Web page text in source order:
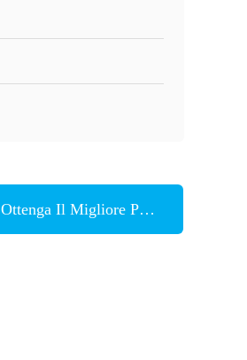
Ottenga Il Migliore Prezzo